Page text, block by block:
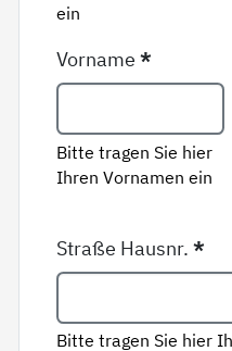
ein
Vorname*
Bitte tragen Sie hier
Ihren Vornamen ein
Straße Hausnr.*
Bitte tragen Sie hier